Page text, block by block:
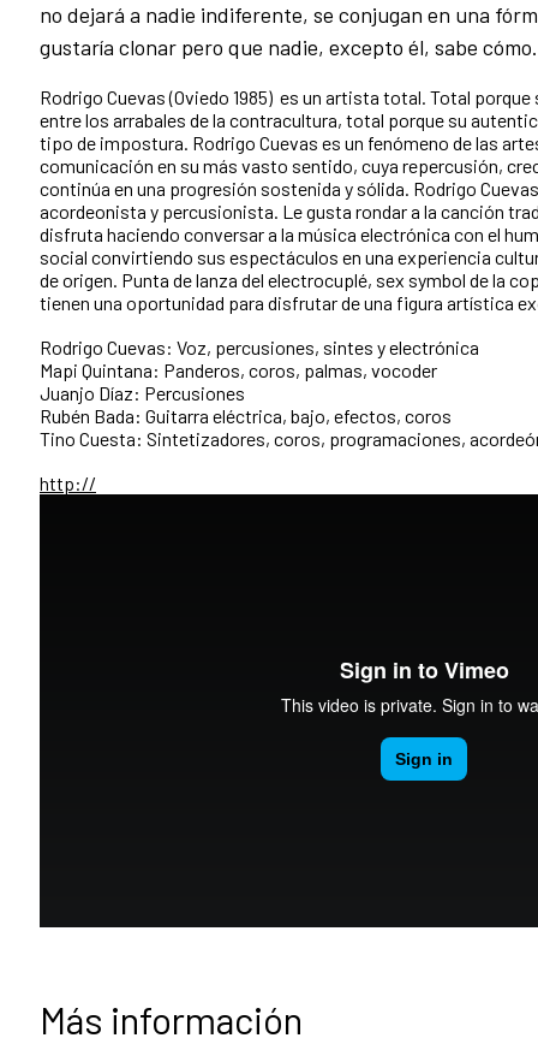
no dejará a nadie indiferente, se conjugan en una
gustaría clonar pero que nadie, excepto él, sabe cómo.
Rodrigo Cuevas (Oviedo 1985) es un artista total. Total
entre los arrabales de la contracultura, total porque su
tipo de impostura. Rodrigo Cuevas es un fenómeno de las
comunicación en su más vasto sentido, cuya repercusión,
continúa en una progresión sostenida y sólida. Rodrigo
acordeonista y percusionista. Le gusta rondar a la canción
disfruta haciendo conversar a la música electrónica con el
social convirtiendo sus espectáculos en una experiencia
de origen. Punta de lanza del electrocuplé, sex symbol de la
tienen una oportunidad para disfrutar de una figura artística
Rodrigo Cuevas: Voz, percusiones, sintes y electrónica
Mapi Quintana: Panderos, coros, palmas, vocoder
Juanjo Díaz: Percusiones
Rubén Bada: Guitarra eléctrica, bajo, efectos, coros
Tino Cuesta: Sintetizadores, coros, programaciones,
http://
Más información